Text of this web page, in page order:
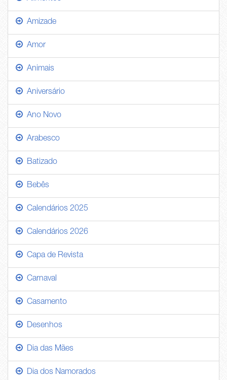
Amizade
Amor
Animais
Aniversário
Ano Novo
Arabesco
Batizado
Bebês
Calendários 2025
Calendários 2026
Capa de Revista
Carnaval
Casamento
Desenhos
Dia das Mães
Dia dos Namorados